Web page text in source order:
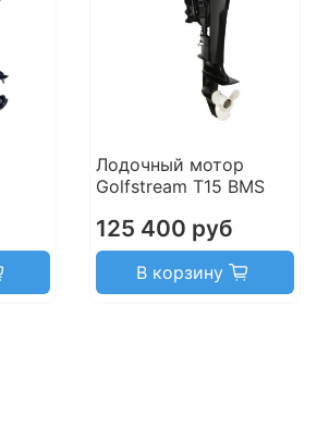
Лодочный мотор
Golfstream T15 BMS
125 400 руб
В корзину